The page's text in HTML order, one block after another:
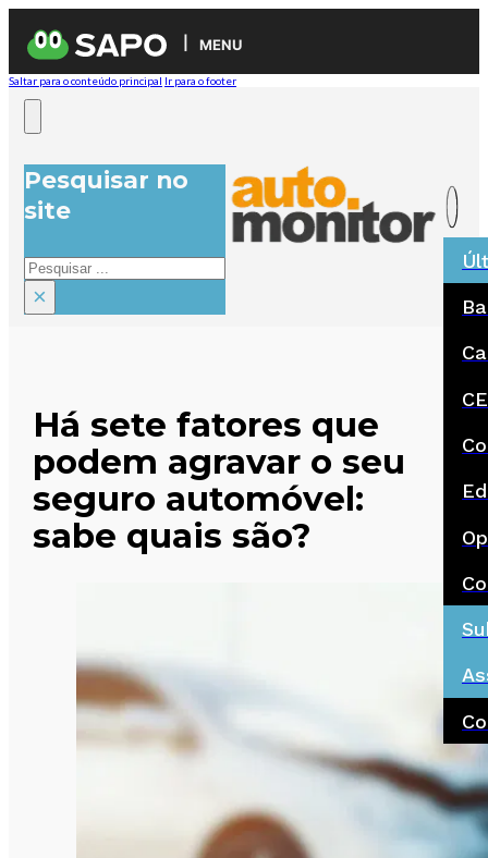
MENU
Saltar para o conteúdo principal Ir para o footer
Pesquisar no
site
Pesquisar
×
Há sete fatores que
podem agravar o seu
seguro automóvel:
sabe quais são?